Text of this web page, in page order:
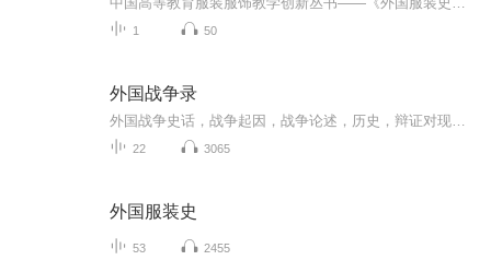
1 50
外国战争录
22 3065
外国服装史
53 2455